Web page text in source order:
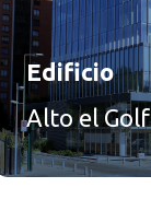
Edificio
Alto el Golf